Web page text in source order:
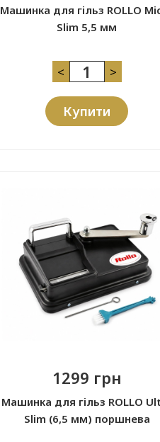
Машинка для гільз ROLLO
Slim 5,5 мм
< >
Купити
1299 грн
Машинка для гільз ROLLO
Slim (6,5 мм) поршнева